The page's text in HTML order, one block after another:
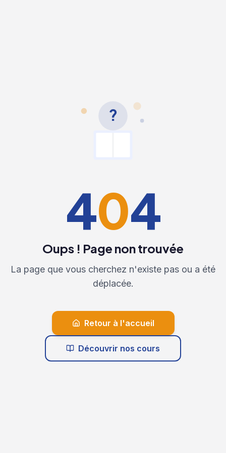
?
404
Oups ! Page non trouvée
La page que vous cherchez n'existe pas ou a été
déplacée.
Retour à l'accueil
Découvrir nos cours